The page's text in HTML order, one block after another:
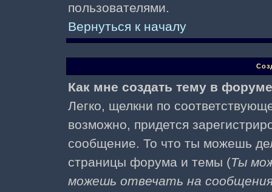
пользователями.
Вернуться к началу
Как мне создать тему в
Легко, щелкни по
возможно, придется
сообщение. То что ты можешь
страницы форума и темы (Ты
можешь отвечать на